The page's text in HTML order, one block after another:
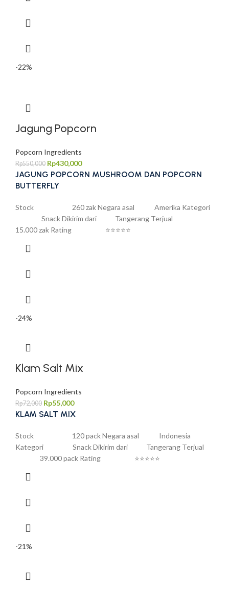
-22%
Jagung Popcorn
Popcorn Ingredients
Rp550,000 Rp430,000
JAGUNG POPCORN MUSHROOM DAN POPCORN
BUTTERFLY
Stock 260 zak Negara asal Amerika Kategori
Snack Dikirim dari Tangerang Terjual
15.000 zak Rating ⭐⭐⭐⭐⭐
-24%
Klam Salt Mix
Popcorn Ingredients
Rp72,000 Rp55,000
KLAM SALT MIX
Stock 120 pack Negara asal Indonesia
Kategori Snack Dikirim dari Tangerang Terjual
39.000 pack Rating ⭐⭐⭐⭐⭐
-21%